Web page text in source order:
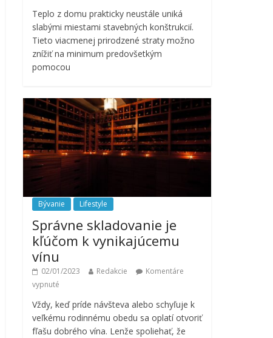
Teplo z domu prakticky neustále uniká
slabými miestami stavebných konštrukcií.
Tieto viacmenej prirodzené straty možno
znížiť na minimum predovšetkým
pomocou
Bývanie Lifestyle
Správne skladovanie je
kľúčom k vynikajúcemu
vínu
02/01/2023 Redakcie
Komentáre
vypnuté
Vždy, keď príde návšteva alebo schyľuje k
veľkému rodinnému obedu sa oplatí otvoriť
fľašu dobrého vína. Lenže spoliehať, že